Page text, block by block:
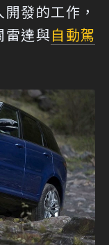
發的工作，
達與自動駕